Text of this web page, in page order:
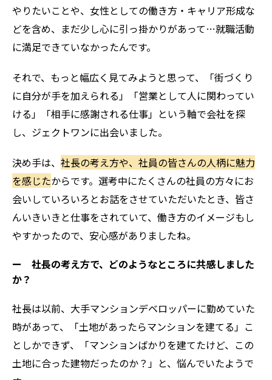
やりたいことや、女性としての働き方・キャリア形成な
どを含め、まだ少し心に引っ掛かりがあって…就職活動
に満足できていなかったんです。
それで、もっと幅広く見てみようと思って、「街づくり
に自分が手を加えられる」「営業として人に関わってい
ける」「相手に感謝される仕事」という軸で会社を探
し、ジェクトワンに出会いました。
決め手は、 社長の考え方や、社員の皆さんの人柄に魅力
を感じたからです。選考中にたくさんの社員の方々にお
会いしていろいろとお話をさせていただいたとき、皆さ
んいきいきと仕事をされていて、働き方のイメージもし
やすかったので、安心感がありましたね。
ー 社長の考え方で、どのようなところに共感しました
か？
社長は以前、大手マンションデベロッパーに勤めていた
時があって、「土地があったらマンションを建てる」こ
としかできず、「マンションばかりを建てたけど、この
土地に合った建物だったのか？」と、悩んでいたようで